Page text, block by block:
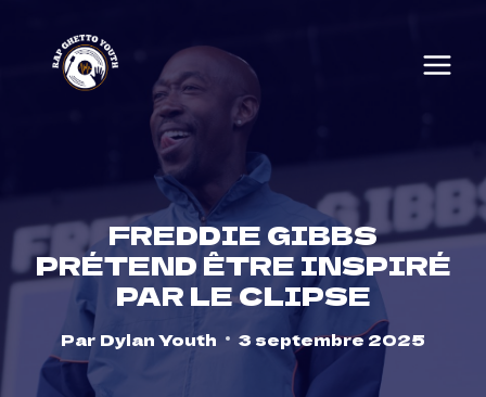
content
FREDDIE GIBBS
PRÉTEND ÊTRE INSPIRÉ
PAR LE CLIPSE
Par Dylan Youth 3 septembre 2025